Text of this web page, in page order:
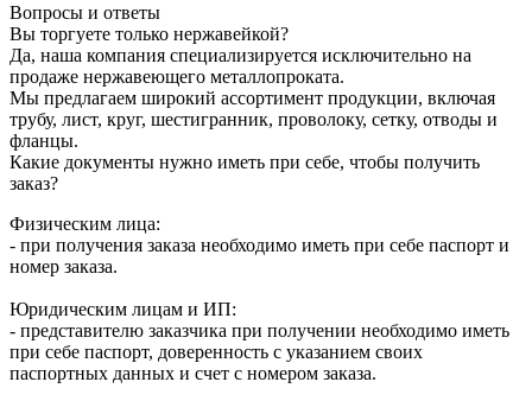
Вопросы и ответы
Вы торгуете только нержавейкой?
Да, наша компания специализируется исключительно на
продаже нержавеющего металлопроката.
Мы предлагаем широкий ассортимент продукции, включая
трубу, лист, круг, шестигранник, проволоку, сетку, отводы и
фланцы.
Какие документы нужно иметь при себе, чтобы получить
заказ?
Физическим лица:
- при получения заказа необходимо иметь при себе паспорт и
номер заказа.
Юридическим лицам и ИП:
- представителю заказчика при получении необходимо иметь
при себе паспорт, доверенность с указанием своих
паспортных данных и счет с номером заказа.